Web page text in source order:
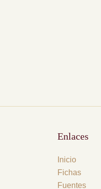
Enlaces
Inicio
Fichas
Fuentes